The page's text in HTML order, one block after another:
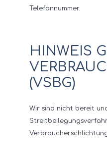
Telefonnummer.
HINWEIS
VSBG)
Wir sind nicht bereit